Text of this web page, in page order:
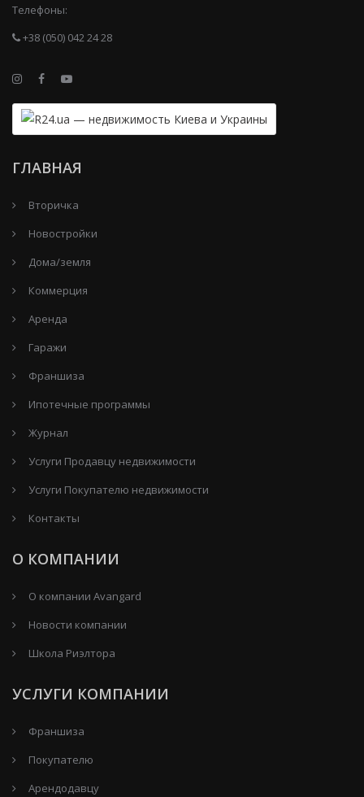
Телефоны:
+38 (050) 042 24 28
ГЛАВНАЯ
Вторичка
Новостройки
Дома/земля
Коммерция
Аренда
Гаражи
Франшиза
Ипотечные программы
Журнал
Услуги Продавцу недвижимости
Услуги Покупателю недвижимости
Контакты
О КОМПАНИИ
О компании Avangard
Новости компании
Школа Риэлтора
УСЛУГИ КОМПАНИИ
Франшиза
Покупателю
Арендодавцу